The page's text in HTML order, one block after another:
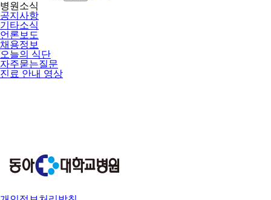
병원소식
공지사항
기타소식
언론보도
채용정보
오늘의 식단
자주묻는질문
진료 안내 영상